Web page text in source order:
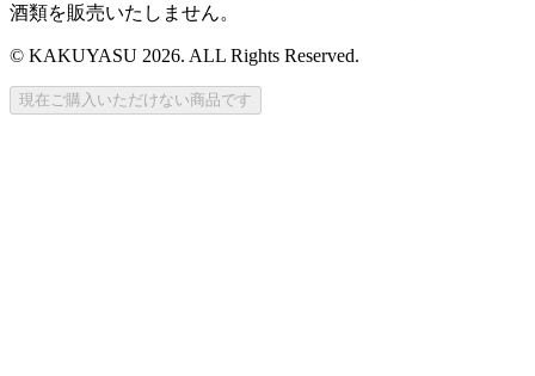
酒類を販売いたしません。
© KAKUYASU 2026. ALL Rights Reserved.
現在ご購入いただけない商品です